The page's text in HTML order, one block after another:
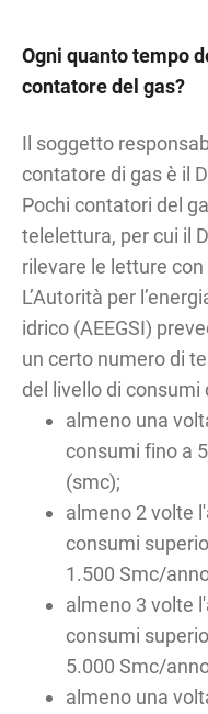
Ogni quanto tempo
contatore del gas?
Il soggetto
contatore di gas è il
Pochi contatori del
telelettura, per cui il
rilevare le letture
L’Autorità per
idrico (AEEGSI)
un certo numero di
del livello di consumi
almeno una
consumi fino a
(smc);
almeno 2 volte
consumi
1.500 Smc/
almeno 3 volte
consumi
5.000 Smc/
almeno una